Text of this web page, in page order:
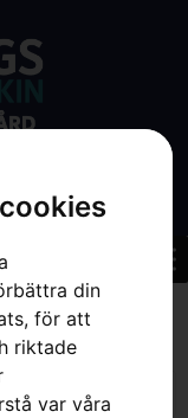
din
för att
riktade
var våra